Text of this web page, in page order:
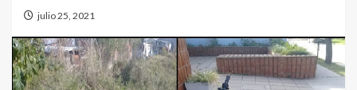
julio 25, 2021